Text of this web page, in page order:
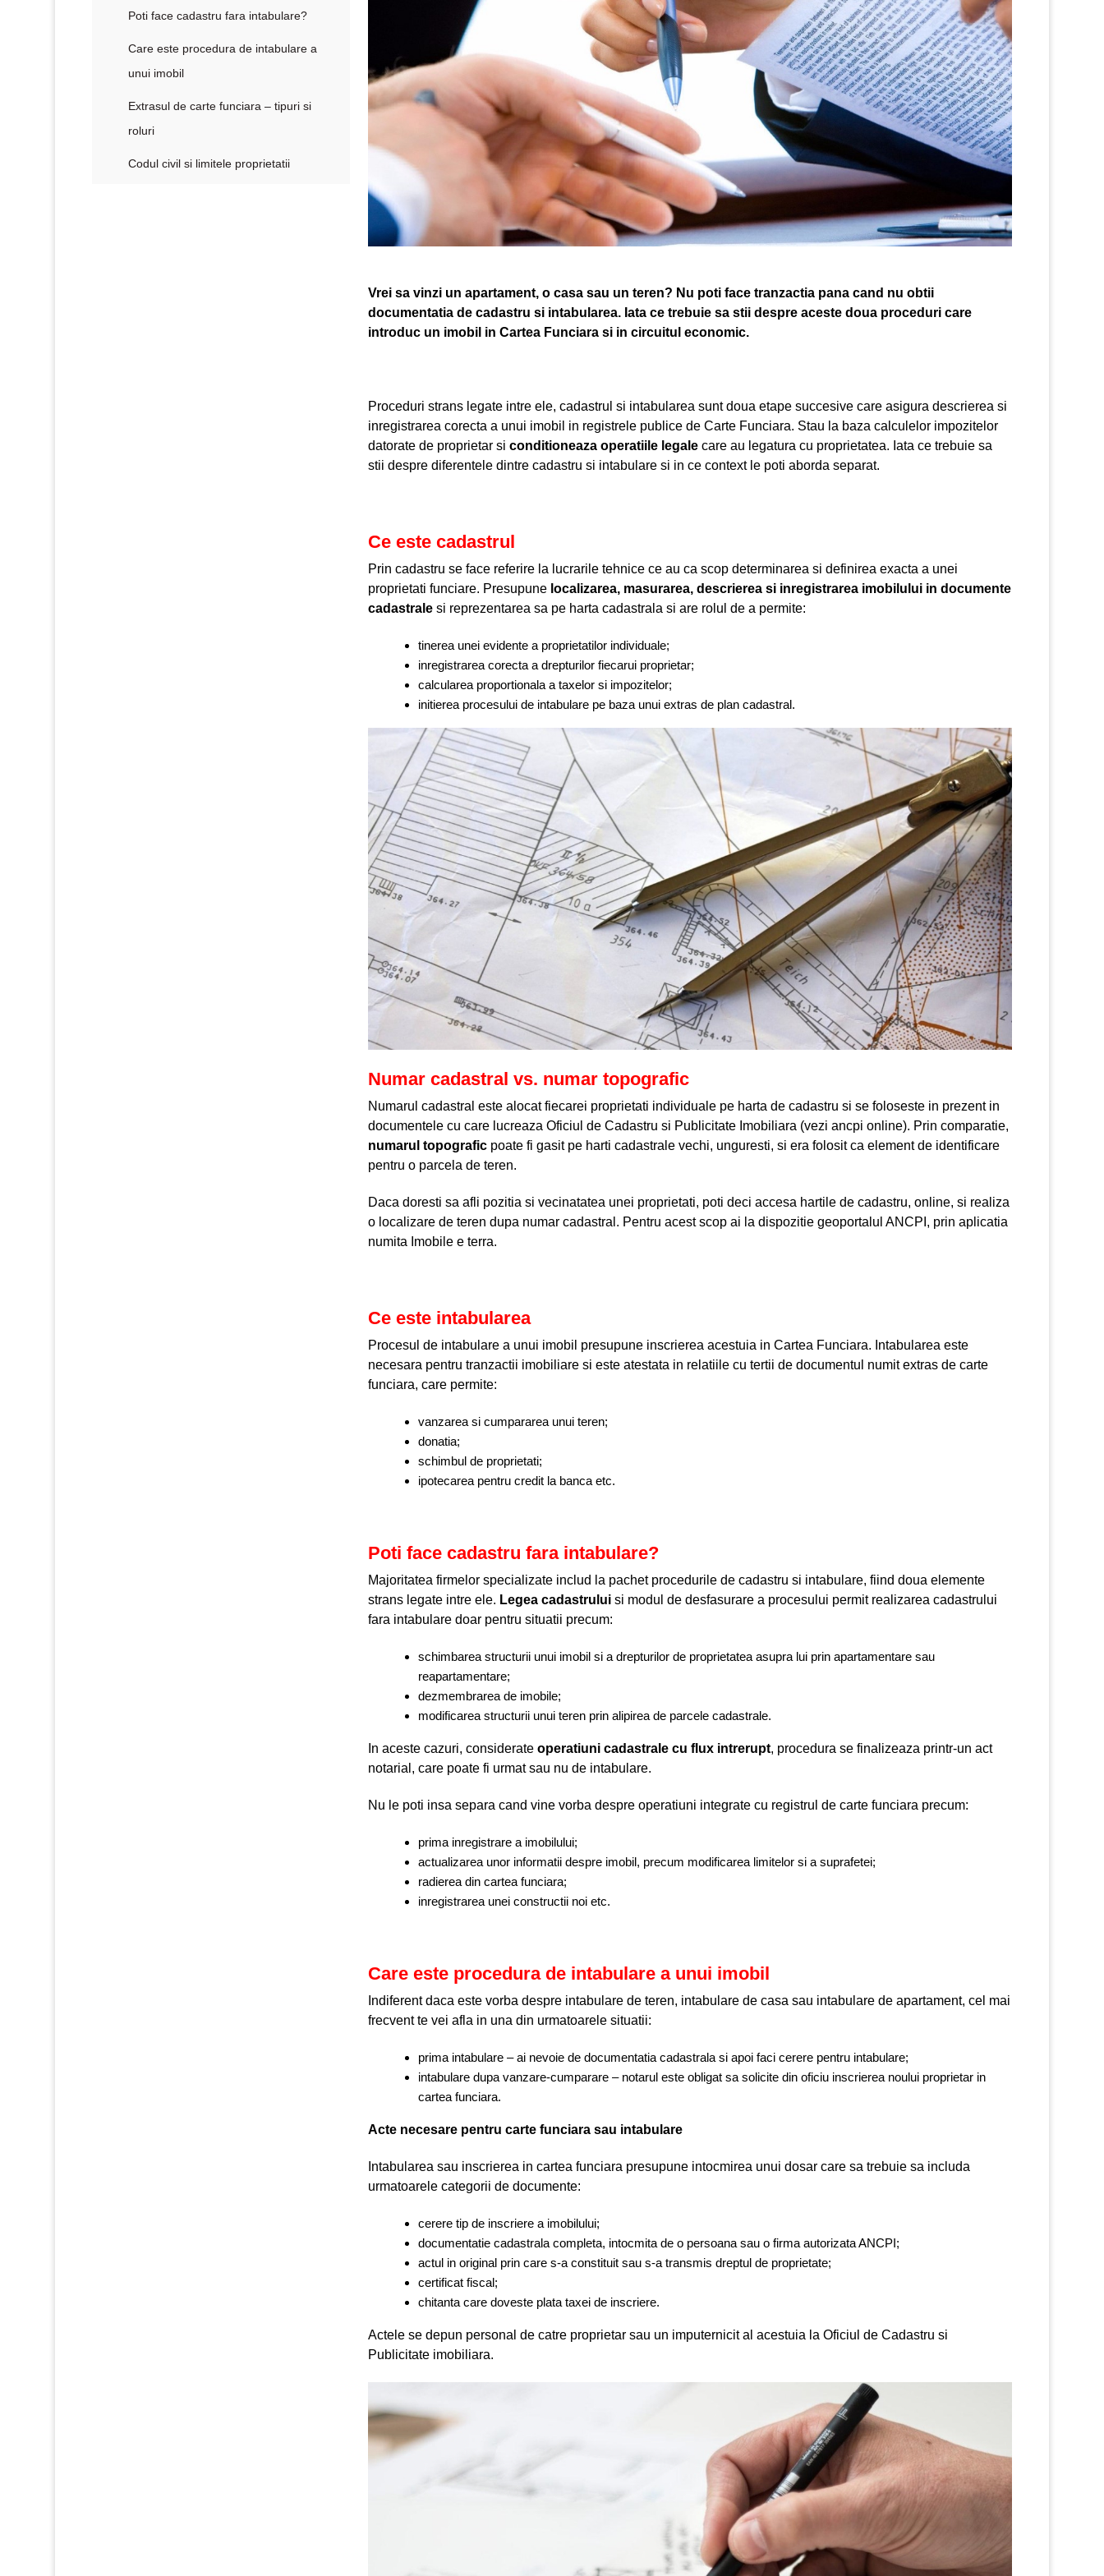
Poti face cadastru fara intabulare?
Care este procedura de intabulare a
unui imobil
Extrasul de carte funciara – tipuri si
roluri
Codul civil si limitele proprietatii
Vrei sa vinzi un apartament, o casa sau un teren? Nu poti face tranzactia pana cand nu obtii
documentatia de cadastru si intabularea. Iata ce trebuie sa stii despre aceste doua proceduri care
introduc un imobil in Cartea Funciara si in circuitul economic.
Proceduri strans legate intre ele, cadastrul si intabularea sunt doua etape succesive care asigura descrierea si
inregistrarea corecta a unui imobil in registrele publice de Carte Funciara. Stau la baza calculelor impozitelor
datorate de proprietar siconditioneaza operatiile legale care au legatura cu proprietatea. Iata ce trebuie sa
stii despre diferentele dintre cadastru si intabulare si in ce context le poti aborda separat.
Ce este cadastrul
Prin cadastru se face referire la lucrarile tehnice ce au ca scop determinarea si definirea exacta a unei
proprietati funciare. Presupune localizarea, masurarea, descrierea si inregistrarea imobilului in documente
cadastrale si reprezentarea sa pe harta cadastrala si are rolul de a permite:
tinerea unei evidente a proprietatilor individuale;
inregistrarea corecta a drepturilor fiecarui proprietar;
calcularea proportionala a taxelor si impozitelor;
initierea procesului de intabulare pe baza unui extras de plan cadastral.
Numar cadastral vs. numar topografic
Numarul cadastral este alocat fiecarei proprietati individuale pe harta de cadastru si se foloseste in prezent in
documentele cu care lucreaza Oficiul de Cadastru si Publicitate Imobiliara (vezi ancpi online). Prin comparatie,
numarul topografic poate fi gasit pe harti cadastrale vechi, unguresti, si era folosit ca element de identificare
pentru o parcela de teren.
Daca doresti sa afli pozitia si vecinatatea unei proprietati, poti deci accesa hartile de cadastru, online, si realiza
o localizare de teren dupa numar cadastral. Pentru acest scop ai la dispozitie geoportalul ANCPI, prin aplicatia
numita Imobile e terra.
Ce este intabularea
Procesul de intabulare a unui imobil presupune inscrierea acestuia in Cartea Funciara. Intabularea este
necesara pentru tranzactii imobiliare si este atestata in relatiile cu tertii de documentul numit extras de carte
funciara, care permite:
vanzarea si cumpararea unui teren;
donatia;
schimbul de proprietati;
ipotecarea pentru credit la banca etc.
Poti face cadastru fara intabulare?
Majoritatea firmelor specializate includ la pachet procedurile de cadastru si intabulare, fiind doua elemente
strans legate intre ele. Legea cadastrului si modul de desfasurare a procesului permit realizarea cadastrului
fara intabulare doar pentru situatii precum:
schimbarea structurii unui imobil si a drepturilor de proprietatea asupra lui prin apartamentare sau
reapartamentare;
dezmembrarea de imobile;
modificarea structurii unui teren prin alipirea de parcele cadastrale.
In aceste cazuri, considerateoperatiuni cadastrale cu flux intrerupt, procedura se finalizeaza printr-un act
notarial, care poate fi urmat sau nu de intabulare.
Nu le poti insa separa cand vine vorba despre operatiuni integrate cu registrul de carte funciara precum:
prima inregistrare a imobilului;
actualizarea unor informatii despre imobil, precum modificarea limitelor si a suprafetei;
radierea din cartea funciara;
inregistrarea unei constructii noi etc.
Care este procedura de intabulare a unui imobil
Indiferent daca este vorba despre intabulare de teren, intabulare de casa sau intabulare de apartament, cel mai
frecvent te vei afla in una din urmatoarele situatii:
prima intabulare – ai nevoie de documentatia cadastrala si apoi faci cerere pentru intabulare;
intabulare dupa vanzare-cumparare – notarul este obligat sa solicite din oficiu inscrierea noului proprietar in
cartea funciara.
Acte necesare pentru carte funciara sau intabulare
Intabularea sau inscrierea in cartea funciara presupune intocmirea unui dosar care sa trebuie sa includa
urmatoarele categorii de documente:
cerere tip de inscriere a imobilului;
documentatie cadastrala completa, intocmita de o persoana sau o firma autorizata ANCPI;
actul in original prin care s-a constituit sau s-a transmis dreptul de proprietate;
certificat fiscal;
chitanta care doveste plata taxei de inscriere.
Actele se depun personal de catre proprietar sau un imputernicit al acestuia la Oficiul de Cadastru si
Publicitate imobiliara.